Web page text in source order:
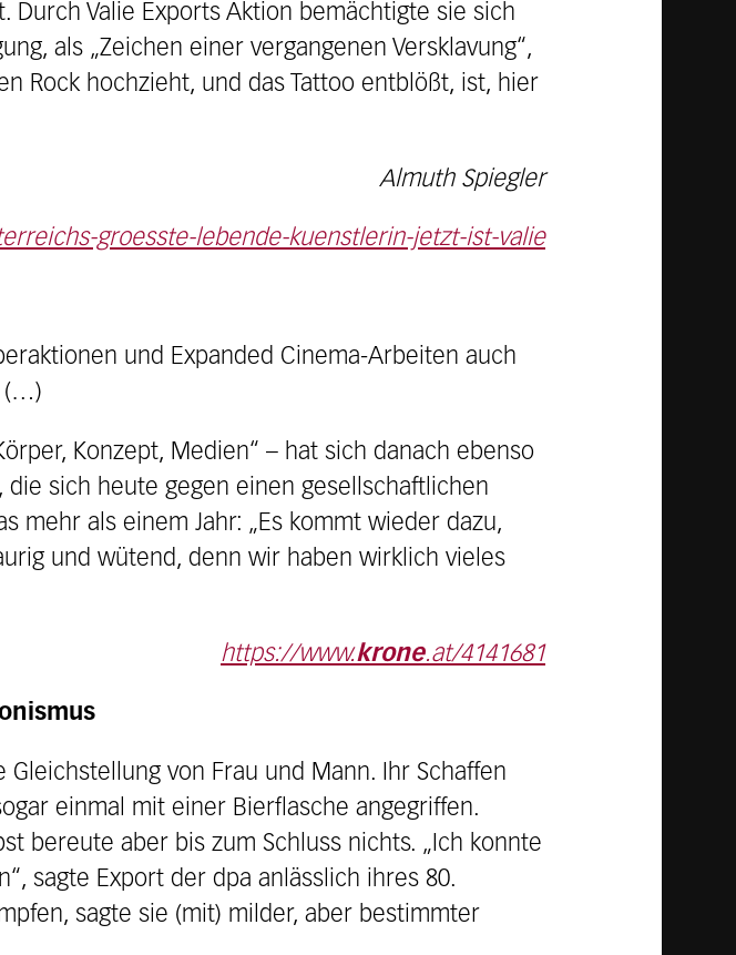
Durch Valie Exports Aktion bemächtigte sie sich
als „Zeichen einer vergangenen Versklavung“,
Rock hochzieht, und das Tattoo entblößt, ist, hier
Almuth Spiegler
groesste-lebende-kuenstlerin-jetzt-ist-valie
und Expanded Cinema-Arbeiten auch
(…)
Konzept, Medien“ – hat sich danach ebenso
sich heute gegen einen gesellschaftlichen
mehr als einem Jahr: „Es kommt wieder dazu,
und wütend, denn wir haben wirklich vieles
https://www.krone.at/4141681
von Frau und Mann. Ihr Schaffen
einmal mit einer Bierflasche angegriffen.
bereute aber bis zum Schluss nichts. „Ich konnte
sagte Export der dpa anlässlich ihres 80.
sagte sie (mit) milder, aber bestimmter